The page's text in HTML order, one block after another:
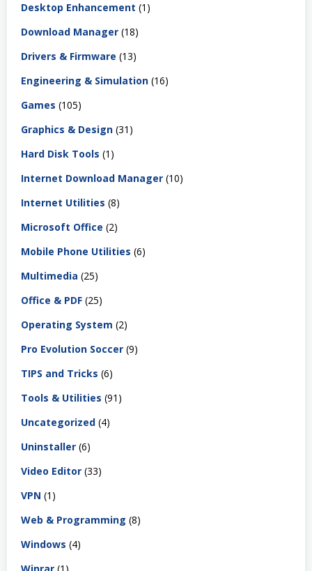
Desktop Enhancement (1)
Download Manager (18)
Drivers & Firmware (13)
Engineering & Simulation (16)
Games (105)
Graphics & Design (31)
Hard Disk Tools (1)
Internet Download Manager (10)
Internet Utilities (8)
Microsoft Office (2)
Mobile Phone Utilities (6)
Multimedia (25)
Office & PDF (25)
Operating System (2)
Pro Evolution Soccer (9)
TIPS and Tricks (6)
Tools & Utilities (91)
Uncategorized (4)
Uninstaller (6)
Video Editor (33)
VPN (1)
Web & Programming (8)
Windows (4)